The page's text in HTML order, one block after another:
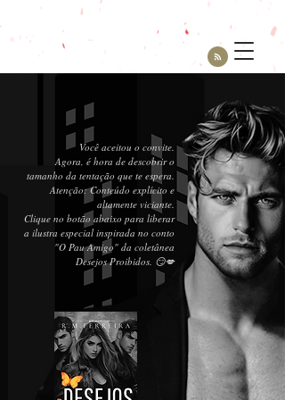
Você aceitou o convite.
Agora, é hora de descobrir o
tamanho da tentação que te espera.
Atenção: Conteúdo explícito e
altamente viciante.
Clique no botão abaixo para liberar
a ilustra especial inspirada no conto
"O Pau Amigo" da coletânea
Desejos Proibidos. 😏💋